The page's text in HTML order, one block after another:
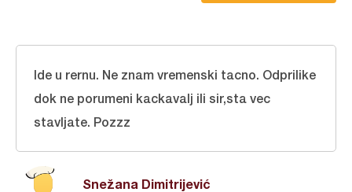
Snežana Dimitrijević
Ide u rernu. Ne znam vremenski tacno. Odprilike
dok ne porumeni kackavalj ili sir,sta vec
stavljate. Pozzz